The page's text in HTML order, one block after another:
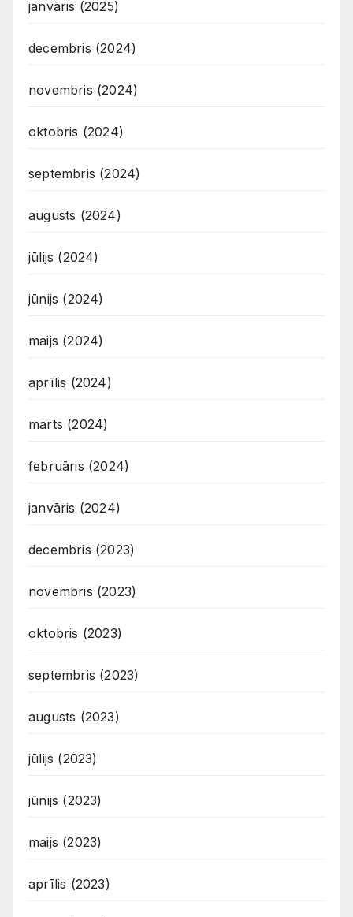
janvāris (2025)
decembris (2024)
novembris (2024)
oktobris (2024)
septembris (2024)
augusts (2024)
jūlijs (2024)
jūnijs (2024)
maijs (2024)
aprīlis (2024)
marts (2024)
februāris (2024)
janvāris (2024)
decembris (2023)
novembris (2023)
oktobris (2023)
septembris (2023)
augusts (2023)
jūlijs (2023)
jūnijs (2023)
maijs (2023)
aprīlis (2023)